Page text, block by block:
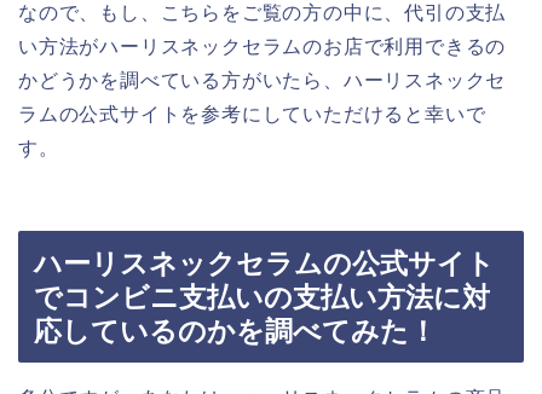
なので、もし、こちらをご覧の方の中に、代引の支払
い方法がハーリスネックセラムのお店で利用できるの
かどうかを調べている方がいたら、ハーリスネックセ
ラムの公式サイトを参考にしていただけると幸いで
す。
ハーリスネックセラムの公式サイト
でコンビニ支払いの支払い方法に対
応しているのかを調べてみた！